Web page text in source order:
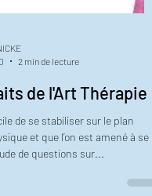
de l'Art Thérapie
de se stabiliser sur le plan